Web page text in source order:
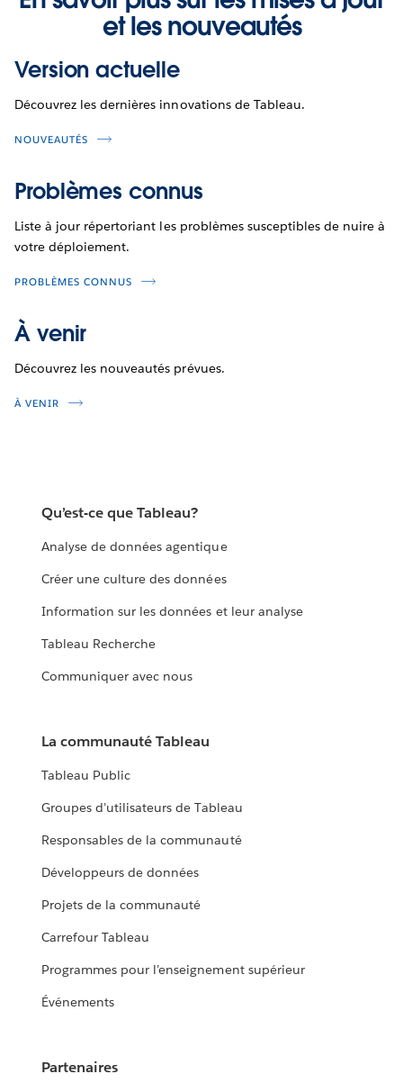
et les nouveautés
Version actuelle
Découvrez les dernières innovations de Tableau.
NOUVEAUTÉS
Problèmes connus
Liste à jour répertoriant les problèmes susceptibles de nuire à
votre déploiement.
PROBLÈMES CONNUS
À venir
Découvrez les nouveautés prévues.
À VENIR
Qu’est-ce que Tableau?
Analyse de données agentique
Créer une culture des données
Information sur les données et leur analyse
Tableau Recherche
Communiquer avec nous
La communauté Tableau
Tableau Public
Groupes d’utilisateurs de Tableau
Responsables de la communauté
Développeurs de données
Projets de la communauté
Carrefour Tableau
Programmes pour l’enseignement supérieur
Événements
Partenaires